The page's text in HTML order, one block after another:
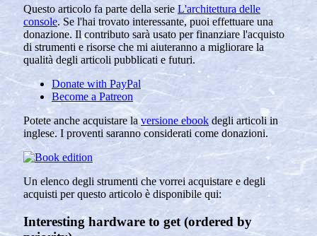
Questo articolo fa parte della serie L'architettura delle
console. Se l'hai trovato interessante, puoi effettuare una
donazione. Il contributo sarà usato per finanziare l'acquisto
di strumenti e risorse che mi aiuteranno a migliorare la
qualità degli articoli pubblicati e futuri.
Donate with PayPal
Become a Patreon
Potete anche acquistare la versione ebook degli articoli in
inglese. I proventi saranno considerati come donazioni.
Un elenco degli strumenti che vorrei acquistare e degli
acquisti per questo articolo è disponibile qui:
Interesting hardware to get (ordered by